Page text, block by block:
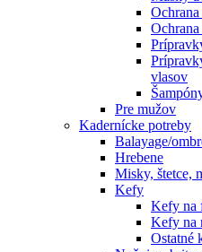
vlasov
Pre mužov
Kadernícke potreby
Balayage/
Hrebene
Misky, štetce,
Kefy
Kefy na
Kefy na
Ostatné